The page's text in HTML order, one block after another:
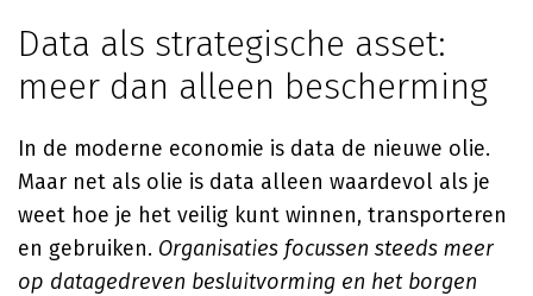
Data als strategische asset:
meer dan alleen bescherming
In de moderne economie is data de nieuwe olie.
Maar net als olie is data alleen waardevol als je
weet hoe je het veilig kunt winnen, transporteren
en gebruiken. Organisaties focussen steeds meer
op datagedreven besluitvorming en het borgen